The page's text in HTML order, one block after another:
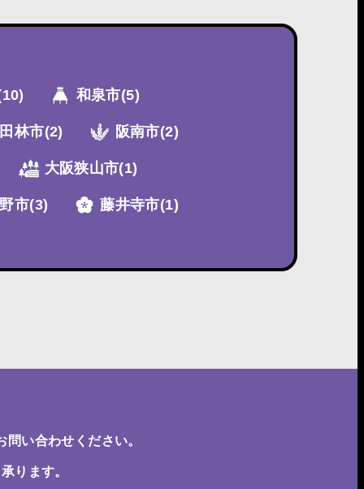
和泉市(5)
林市(2) 阪南市(2)
大阪狭山市(1)
市(3) 藤井寺市(1)
い合わせください。
ります。